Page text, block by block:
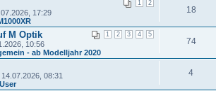
1 2
17:29
18
M Optik 1 2 3 4 5
10:56
- ab Modelljahr 2020
74
14.07.2026, 08:31
4